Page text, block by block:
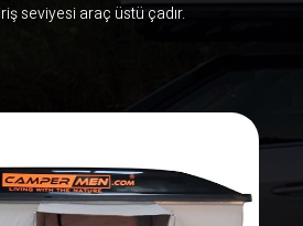
seviyesi araç üstü çadır.